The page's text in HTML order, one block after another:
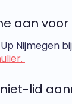
aan
Nijmegen
lid